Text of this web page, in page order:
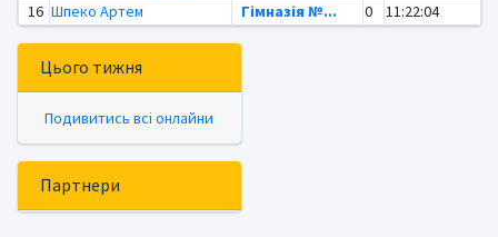
16 Шпеко Артем Гімназія №... 0 11:22:04
Цього тижня
Подивитись всі онлайни
Партнери